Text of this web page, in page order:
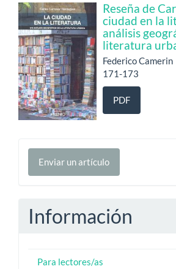
Reseña de
ciudad en la
análisis
literatura
Federico Camerin
171-173
PDF
Enviar
unEnviar un artículo
Información
Para lectores/as